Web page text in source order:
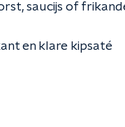
saucijs of
en klare kipsaté